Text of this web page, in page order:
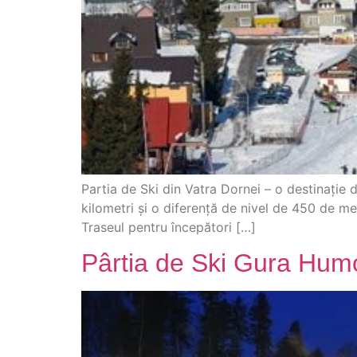
Partia de Ski din Vatra Dornei – o destinație
kilometri și o diferență de nivel de 450 de
Traseul pentru începători […]
Pârtia de Ski Gura